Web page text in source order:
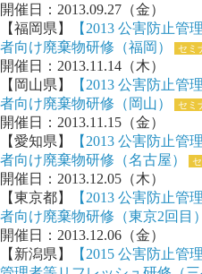
開催日：2013.09.27（金）
【福岡県】
【2013 公害防止管
者向け廃棄物研修（福岡）
セミ
開催日：2013.11.14（木）
【岡山県】
【2013 公害防止管
者向け廃棄物研修（岡山）
セミ
開催日：2013.11.15（金）
【愛知県】
【2013 公害防止管
者向け廃棄物研修（名古屋）
開催日：2013.12.05（木）
【東京都】
【2013 公害防止管
者向け廃棄物研修（東京2回目）
開催日：2013.12.06（金）
【新潟県】
【2015 公害防止管